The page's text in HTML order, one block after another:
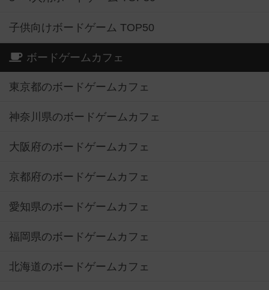
子供向けボードゲーム TOP50
ボードゲームカフェ
東京都のボードゲームカフェ
神奈川県のボードゲームカフェ
大阪府のボードゲームカフェ
京都府のボードゲームカフェ
愛知県のボードゲームカフェ
福岡県のボードゲームカフェ
北海道のボードゲームカフェ